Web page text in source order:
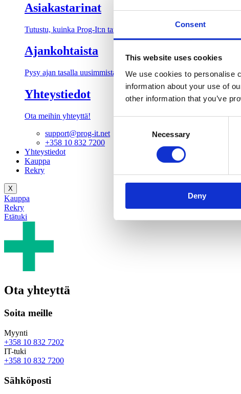
Consent
This website uses cookies
We use cookies to personalise
information about your use of
other information that you’ve
Necessary
Deny
Asiakastarinat
Tutustu, kuinka Prog-It:n tarjoamat IT-palvelut ja asiantunteva IT-
Ajankohtaista
Pysy ajan tasalla uusimmista IT-alan, ohjelmistoratkaisujen,
Yhteystiedot
Ota meihin yhteyttä!
support@prog-it.net
+358 10 832 7200
Yhteystiedot
Kauppa
Rekry
X
Kauppa
Rekry
Etätuki
Ota yhteyttä
Soita meille
Myynti
+358 10 832 7202
IT-tuki
+358 10 832 7200
Sähköposti